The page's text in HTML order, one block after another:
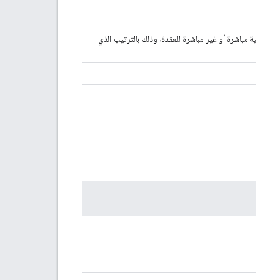
أو غير مباشرة للعقدة، وذلك بالترتيب الذي